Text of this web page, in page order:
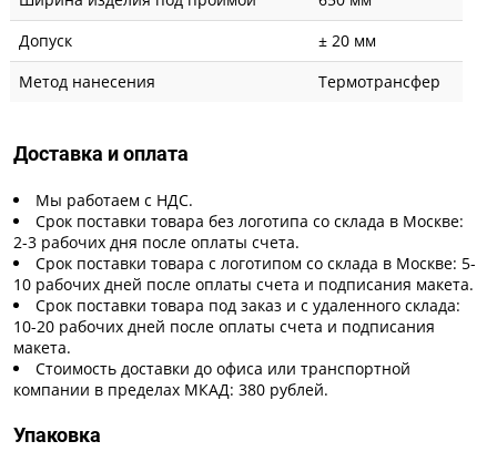
Допуск
± 20 мм
Метод нанесения
Термотрансфер
Доставка и оплата
Мы работаем с НДС.
Срок поставки товара без логотипа со склада в Москве:
2-3 рабочих дня после оплаты счета.
Срок поставки товара с логотипом со склада в Москве: 5-
10 рабочих дней после оплаты счета и подписания макета.
Срок поставки товара под заказ и с удаленного склада:
10-20 рабочих дней после оплаты счета и подписания
макета.
Стоимость доставки до офиса или транспортной
компании в пределах МКАД: 380 рублей.
Упаковка